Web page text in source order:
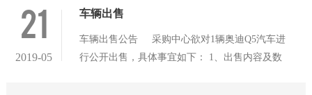
自筹 &nb
21
2019-05
车辆出售
车辆出售公告 采购中心欲对1辆奥迪Q5汽车进
行公开出售，具体事宜如下： 1、出售内容及数